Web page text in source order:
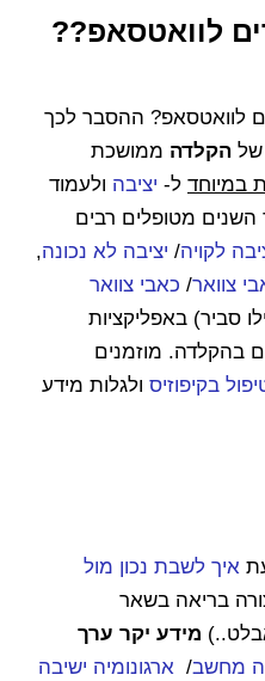
לוואטסאפ??
לוואטסאפ? ההסבר לכך
של הקלדה ממושכת
במיוחד ל- יציבה ולעמוד
מטופלים רבים
לקויה/ יציבה לא נכונה,
צוואר/ כאבי צוואר
סביר) באפליקציות
בהקלדה. מוזמנים
בקיפוזיס ולגלות מידע
איך לשבת נכון מול
בריאה בשאר
מידע יקר ערך
מחשב/ ארגונומיה ישיבה